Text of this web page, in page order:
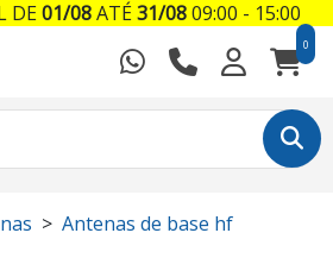
0
Antenas de base hf
DE01/08ATÉ31/0809:00 - 15:00